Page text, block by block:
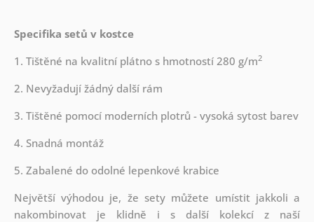
Specifika setů v kostce
1. Tištěné na kvalitní plátno s hmotností 280 g/m2
2. Nevyžadují žádný další rám
3. Tištěné pomocí moderních plotrů - vysoká sytost barev
4. Snadná montáž
5. Zabalené do odolné lepenkové krabice
Největší výhodou je, že sety můžete umístit jakkoli a
nakombinovat je klidně i s další kolekcí z naší